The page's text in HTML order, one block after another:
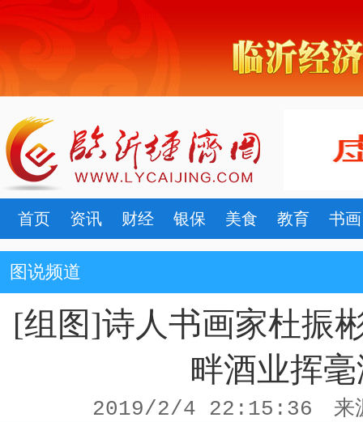
首页 资讯 财经 银保 美食 教育 书画
图说频道
[组图]诗人书画家杜振
畔酒业挥
2019/2/4 22:15:36 来